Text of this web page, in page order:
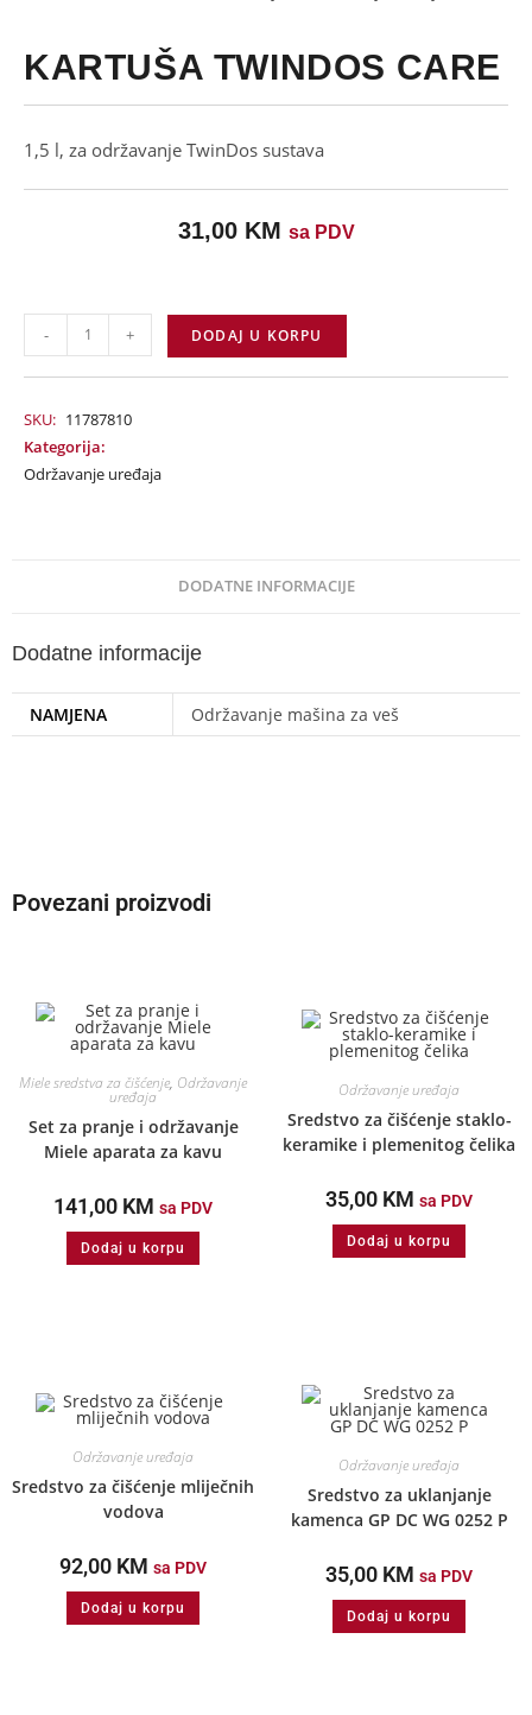
KARTUŠA TWINDOS CARE
1,5 l, za održavanje TwinDos sustava
31,00 KM sa PDV
- + DODAJ U KORPU
SKU: 11787810
Kategorija:
Održavanje uređaja
DODATNE INFORMACIJE
Dodatne informacije
NAMJENA Održavanje mašina za veš
Povezani proizvodi
Miele sredstva za čišćenje, Održavanje
uređaja
Set za pranje i održavanje
Miele aparata za kavu
141,00 KM sa PDV
Dodaj u korpu
Održavanje uređaja
Sredstvo za čišćenje staklo-
keramike i plemenitog čelika
35,00 KM sa PDV
Dodaj u korpu
Održavanje uređaja
Sredstvo za čišćenje mliječnih
vodova
92,00 KM sa PDV
Dodaj u korpu
Održavanje uređaja
Sredstvo za uklanjanje
kamenca GP DC WG 0252 P
35,00 KM sa PDV
Dodaj u korpu